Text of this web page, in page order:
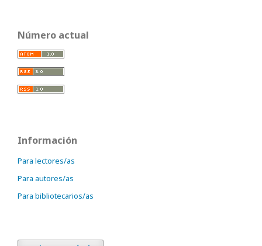
Número actual
Información
Para lectores/as
Para autores/as
Para bibliotecarios/as